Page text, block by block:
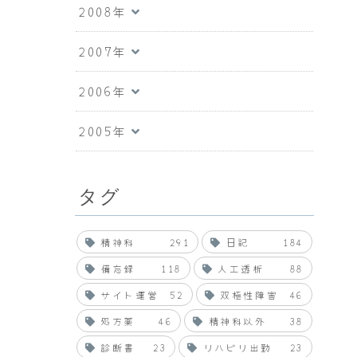
2008年
2007年
2006年
2005年
タグ
精神科 291 日記
184
備忘録
118 人工透析
88
サイト運営
52 双極性障害
46
処方薬
46 精神科以外
38
診断書
23 リハビリ出勤 23